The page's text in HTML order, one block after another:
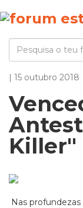
| 15 outubro 2018
Killer"
Nas profundezas